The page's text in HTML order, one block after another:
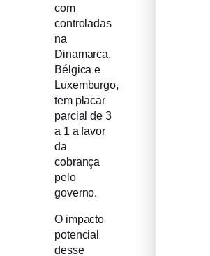
com
controladas
na
Dinamarca,
Bélgica e
Luxemburgo,
tem placar
parcial de 3
a 1 a favor
da
cobrança
pelo
governo.
O impacto
potencial
desse